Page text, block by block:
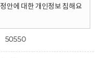
안에 대한 개인정보 침해요
50550